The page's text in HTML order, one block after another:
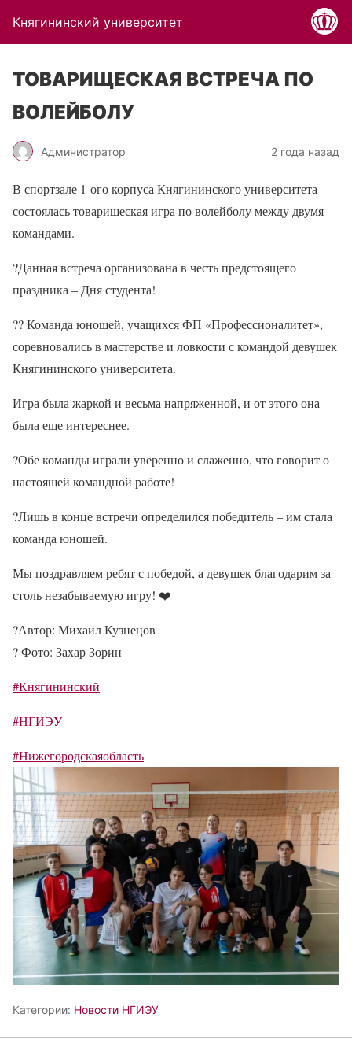
Княгининский университет
ТОВАРИЩЕСКАЯ ВСТРЕЧА ПО
ВОЛЕЙБОЛУ
Администратор 2 года назад
В спортзале 1-ого корпуса Княгининского университета
состоялась товарищеская игра по волейболу между двумя
командами.
?Данная встреча организована в честь предстоящего
праздника – Дня студента!
??Команда юношей, учащихся ФП «Профессионалитет»,
соревновались в мастерстве и ловкости с командой девушек
Княгининского университета.
Игра была жаркой и весьма напряженной, и от этого она
была еще интереснее.
?Обе команды играли уверенно и слаженно, что говорит о
настоящей командной работе!
?Лишь в конце встречи определился победитель – им стала
команда юношей.
Мы поздравляем ребят с победой, а девушек благодарим за
столь незабываемую игру! ❤️
?️Автор: Михаил Кузнецов
?Фото: Захар Зорин
#Княгининский
#НГИЭУ
#Нижегородскаяобласть
Категории: Новости НГИЭУ